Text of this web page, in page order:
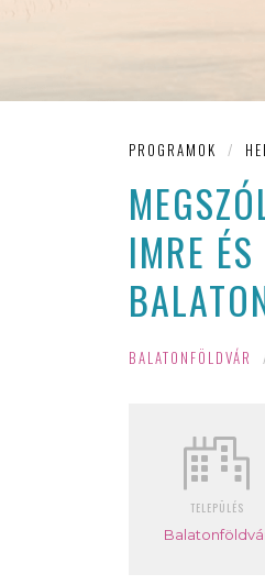
PROGRAMOK /
IMRE
BALATONFÖLDVÁR
TELEPÜLÉS